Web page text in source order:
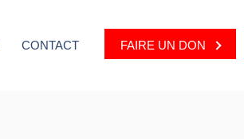
CONTACT FAIRE UN DON